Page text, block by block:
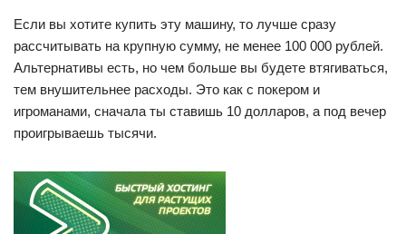
Если вы хотите купить эту машину, то лучше сразу
рассчитывать на крупную сумму, не менее 100 000 рублей.
Альтернативы есть, но чем больше вы будете втягиваться,
тем внушительнее расходы. Это как с покером и
игроманами, сначала ты ставишь 10 долларов, а под вечер
проигрываешь тысячи.